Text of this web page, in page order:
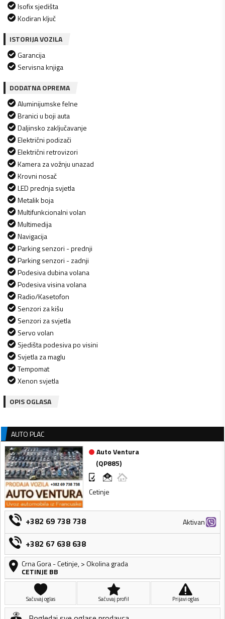
Isofix sjedišta
Kodiran ključ
ISTORIJA VOZILA
Garancija
Servisna knjiga
DODATNA OPREMA
Aluminijumske felne
Branici u boji auta
Daljinsko zaključavanje
Električni podizači
Električni retrovizori
Kamera za vožnju unazad
Krovni nosač
LED prednja svjetla
Metalik boja
Multifunkcionalni volan
Multimedija
Navigacija
Parking senzori - prednji
Parking senzori - zadnji
Podesiva dubina volana
Podesiva visina volana
Radio/Kasetofon
Senzori za kišu
Senzori za svjetla
Servo volan
Sjedišta podesiva po visini
Svjetla za maglu
Tempomat
Xenon svjetla
OPIS OGLASA
AUTO PLAC
Auto Ventura
(QP885)
Cetinje
+382 69 738 738 Aktivan
+382 67 638 638
Crna Gora-Cetinje,> Okolina grada
CETINJE BB
Sačuvaj oglas Sačuvaj profil Prijavi oglas